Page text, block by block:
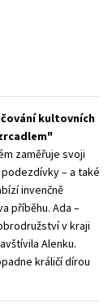
kultovních
zaměřuje svoji
– a také
invenčně
příběhu. Ada –
v kraji
Alenku.
králičí dírou